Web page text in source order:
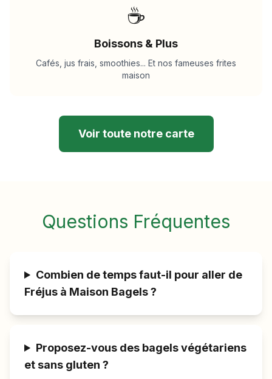
☕
Boissons & Plus
Cafés, jus frais, smoothies... Et nos fameuses frites
maison
Voir toute notre carte
Questions Fréquentes
Combien de temps faut-il pour aller de
Fréjus à Maison Bagels ?
Proposez-vous des bagels végétariens
et sans gluten ?